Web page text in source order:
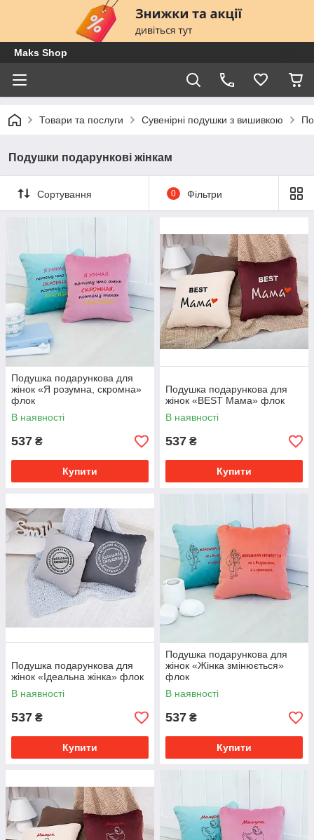
Maks Shop
Товари та послуги Сувенірні подушки з вишивкою
Подушки подарункові жінкам
Сортування 0 Фільтри
Подушка подарункова для
жінок «Я розумна, скромна»
флок
В наявності
537 ₴
Купити
Подушка подарункова для
жінок «BEST Мама» флок
В наявності
537 ₴
Купити
Подушка подарункова для
жінок «Ідеальна жінка» флок
В наявності
537 ₴
Купити
Подушка подарункова для
жінок «Жінка змінюється»
флок
В наявності
537 ₴
Купити